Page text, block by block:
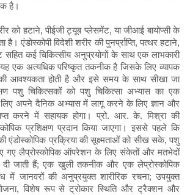
है।
को हटाने, पीईजी ट्यूब प्लेसमेंट, या जीआई बायोप्सी के
एंडोस्कोपी विदेशी शरीर की पुनर्प्राप्ति, पत्थर हटाने,
सहित कई चिकित्सीय अनुप्रयोगों के साथ एक लाभकारी
एक अत्यधिक परिष्कृत तकनीक है जिसके लिए व्यापक
आवश्यकता होती है और इसे समय के साथ सीखा जा
पशु चिकित्सकों को पशु चिकित्सा अभ्यास का एक
अपने दैनिक अभ्यास में लागू करने के लिए ज्ञान और
करने में सहायक होगा। प्रो. आर. के. मिश्रा की
प्रशिक्षण प्रदान किया जाएगा। इससे पहले कि
एंडोस्कोपिक प्रक्रिया की सूक्ष्मताओं को सीख सके, पशु
गए लैप्रोस्कोपिक ऑपरेशन के लिए संकेतों और मतभेदों
दी जाती हैं; एक खुली तकनीक और एक लेप्रोस्कोपिक
में जानवरों की अनुप्रयुक्त शारीरिक रचना; उपयुक्त
विशेष रूप से ट्रोकार स्थिति और ट्रैक्शन और